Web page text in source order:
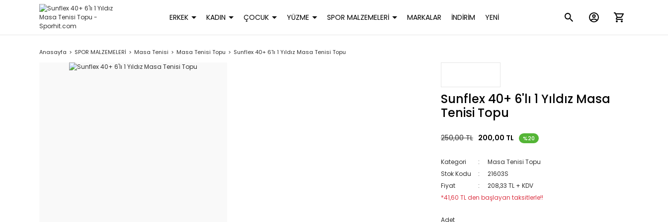
ERKEK KADIN ÇOCUK YÜZME SPOR MALZEMELERİ MARKALAR İNDİRİM YENİ
Anasayfa SPOR MALZEMELERİ Masa Tenisi Masa Tenisi Topu Sunflex 40+ 6'lı 1 Yıldız Masa Tenisi Topu
Sunflex 40+ 6'lı 1 Yıldız Masa
Tenisi Topu
250,00 TL 200,00 TL %20
Kategori
Masa Tenisi Topu
Stok Kodu
21603S
Fiyat
208,33 TL + KDV
*41,60 TL den başlayan taksitlerle!!
Adet